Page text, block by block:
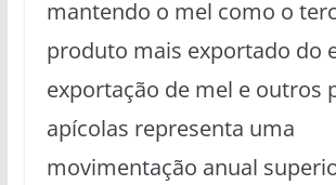
mantendo o mel como o
produto mais exportado do
exportação de mel e outros
apícolas representa uma
movimentação anual